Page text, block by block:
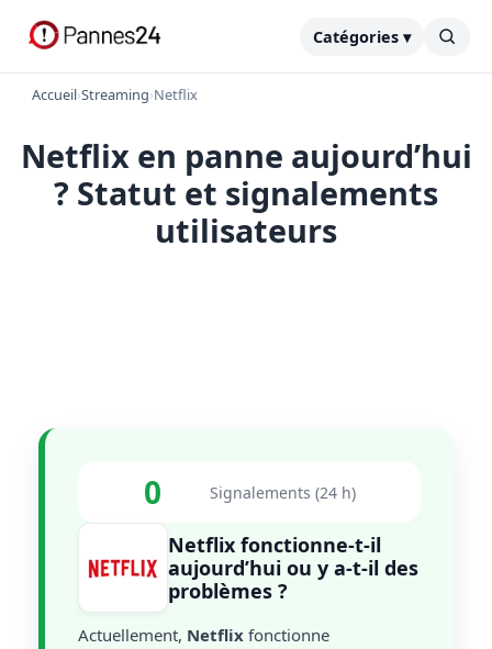
Catégories ▾
Accueil›Streaming›Netflix
Netflix en panne aujourd’hui
? Statut et signalements
utilisateurs
0 Signalements (24 h)
Netflix fonctionne-t-il
aujourd’hui ou y a-t-il des
problèmes ?
Actuellement, Netflix fonctionne